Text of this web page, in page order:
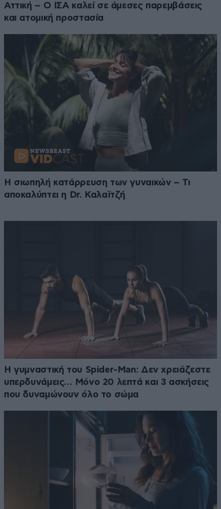
Αττική – Ο ΙΣΑ καλεί σε άμεσες παρεμβάσεις
και ατομική προστασία
Η σιωπηλή κατάρρευση των γυναικών – Τι
αποκαλύπτει η Dr. Καλαϊτζή
Η γυμναστική του Spider-Man: Δεν χρειάζεστε
υπερδυνάμεις… Μόνο 20 λεπτά και 3 ασκήσεις
που δυναμώνουν όλο το σώμα